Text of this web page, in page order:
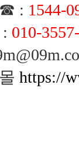
☎ : 1544-
010-
https://